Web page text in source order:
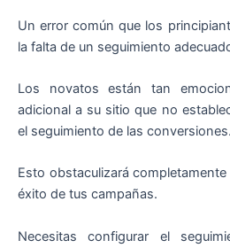
Un error común que los
la falta de un seguimiento
Los novatos están tan
adicional a su sitio que no
el seguimiento de las conversiones.
Esto obstaculizará
éxito de tus campañas.
Necesitas configurar el